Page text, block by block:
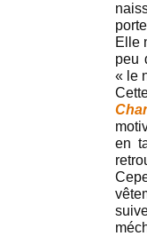
Elle
peu
« le
en